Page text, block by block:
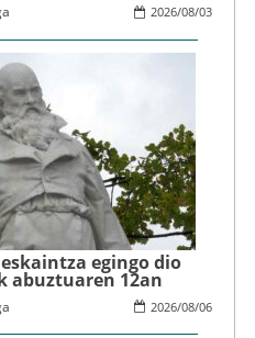
2026/08/03
egingo dio
abuztuaren 12an
2026/08/06